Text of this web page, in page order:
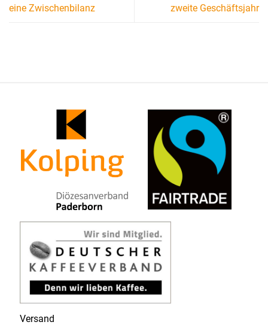
eine Zwischenbilanz
zweite Geschäftsjahr
Versand